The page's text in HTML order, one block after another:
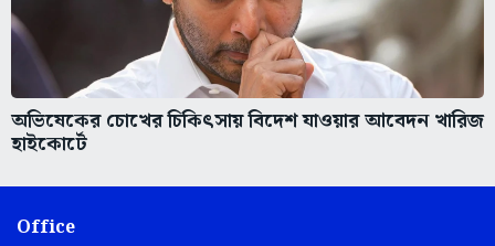
অভিষেকের চোখের চিকিৎসায় বিদেশ যাওয়ার আবেদন খারিজ
হাইকোর্টে
Office